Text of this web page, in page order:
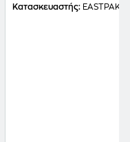
Κατασκευαστής: EASTPAK